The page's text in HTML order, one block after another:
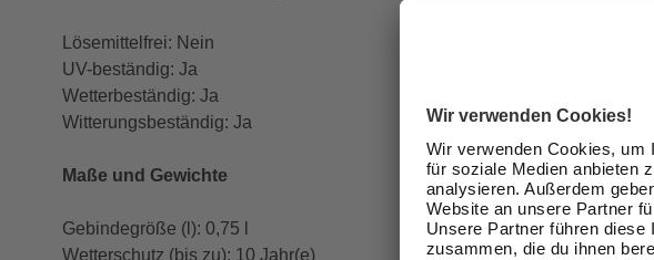
Lösemittelfrei: Nein
UV-beständig: Ja
Wetterbeständig: Ja
Witterungsbeständig: Ja
Maße und Gewichte
Gebindegröße (l): 0,75 l
Wetterschutz (bis zu): 10 Jahr(e)